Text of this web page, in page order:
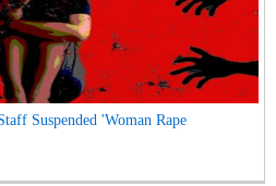
Suspended 'Woman Rape